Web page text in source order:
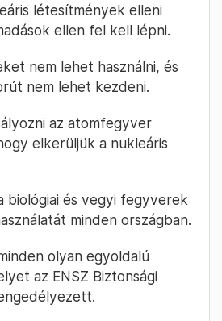
létesítmények elleni
ellen fel kell lépni.
nem lehet használni, és
nem lehet kezdeni.
az atomfegyver
elkerüljük a nukleáris
biológiai és vegyi fegyverek
minden országban.
olyan egyoldalú
az ENSZ Biztonsági